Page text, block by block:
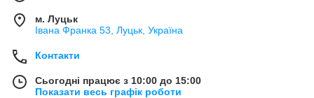
м. Луцьк
Івана Франка 53, Луцьк, Україна
Контакти
Сьогодні працює з 10:00 до 15:00
Показати весь графік роботи